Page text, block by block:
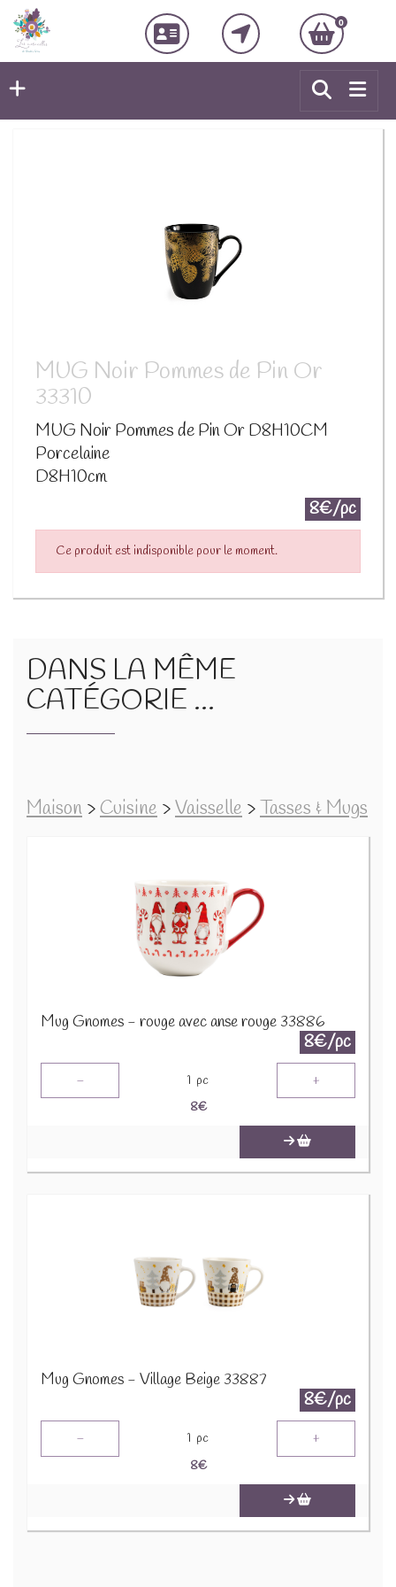
0
MUG Noir Pommes de Pin Or
33310
MUG Noir Pommes de Pin Or D8H10CM
Porcelaine
D8H10cm
8€/pc
Ce produit est indisponible pour le moment.
DANS LA MÊME
CATÉGORIE ...
Maison >Cuisine >Vaisselle >Tasses & Mugs
Mug Gnomes - rouge avec anse rouge 33886
8€/pc
- 1 pc +
8€
Mug Gnomes - Village Beige 33887
8€/pc
- 1 pc +
8€